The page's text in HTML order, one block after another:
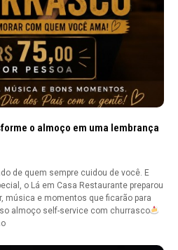
o almoço em uma lembrança
de quem sempre cuidou de você. E
o Lá em Casa Restaurante preparou
música e momentos que ficarão para
almoço self-service com churrasco